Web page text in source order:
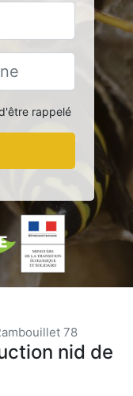
rappelé
78
nid de